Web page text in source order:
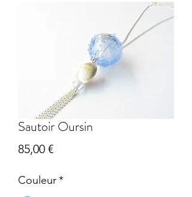
Sautoir Oursin
85,00 €Prix
Couleur*